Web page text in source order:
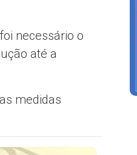
necessário o
até a
medidas